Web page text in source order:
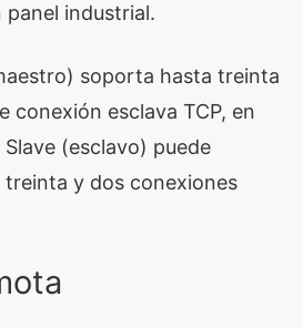
panel industrial.
soporta hasta treinta
conexión esclava TCP, en
(esclavo) puede
y dos conexiones